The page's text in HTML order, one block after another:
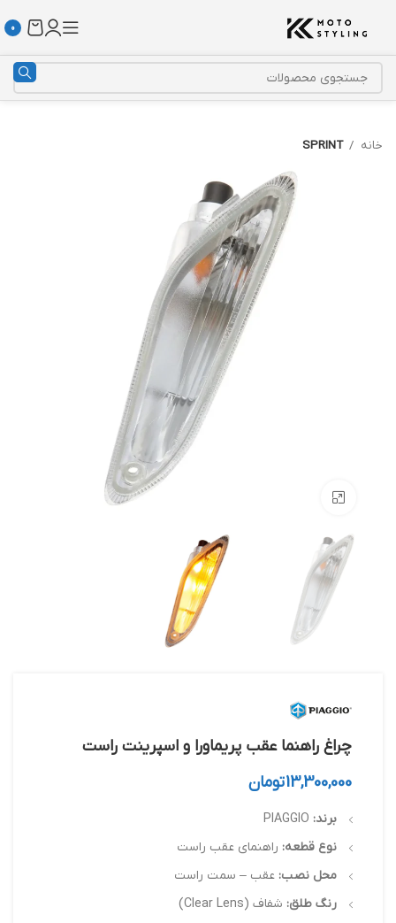
0
خانه SPRINT
چراغ راهنما عقب پریماورا و اسپرینت راست
13,300,000تومان
برند:
نوع قطعه: راهنمای عقب راست
محل نصب: عقب – سمت راست
رنگ طلق: شفاف (Clear Lens)